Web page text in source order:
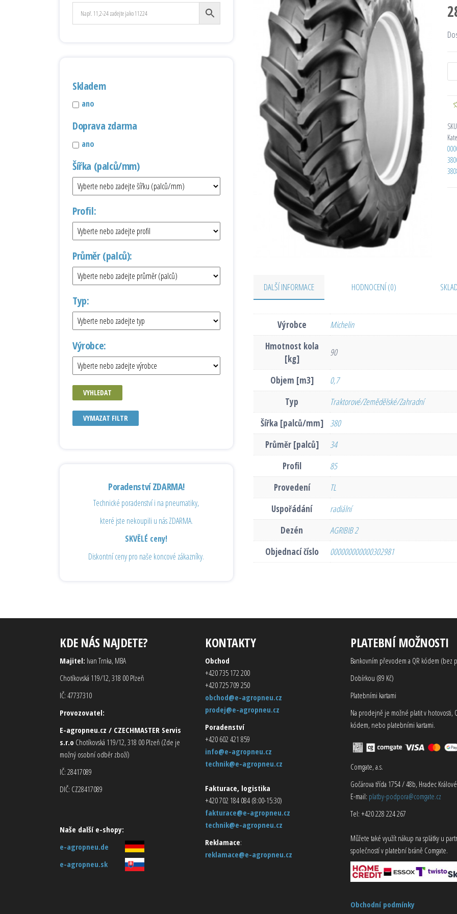
DALŠÍ INFORMACE HODNOCENÍ (0)
Výrobce
Michelin
Hmotnost kola
[kg]
90
Objem [m3]
0,7
Typ
Traktorové/Zemědělské/Zahradní
Šířka [palců/mm]
380
Průměr [palců]
34
Profil
85
Provedení
TL
Uspořádání
radiální
Dezén
AGRIBIB 2
Objednací číslo
000000000000302981
Skladem
ano
Doprava zdarma
ano
Šířka (palců/mm)
Profil:
Průměr (palců):
Typ:
Výrobce:
VYHLEDAT
VYMAZAT FILTR
Poradenství ZDARMA!
Technické poradenství i na pneumatiky,
které jste nekoupili u nás ZDARMA.
SKVĚLÉ ceny!
Diskontní ceny pro naše koncové zákazníky.
KDE NÁS NAJDETE?
Majitel: Ivan Trnka, MBA
Chotíkovská 119/12, 318 00 Plzeň
IČ: 47737310
Provozovatel:
E-agropneu.cz / CZECHMASTER Servis
s.r.o Chotíkovská 119/12, 318 00 Plzeň (Zde je
možný osobní odběr zboží)
IČ: 28417089
DIČ: CZ28417089
Naše další e-shopy:
e-agropneu.de
e-agropneu.sk
KONTAKTY
Obchod
+420 735 172 200
+420 725 709 250
obchod@e-agropneu.cz
prodej@e-agropneu.cz
Poradenství
+420 602 421 859
info@e-agropneu.cz
technik@e-agropneu.cz
Fakturace, logistika
+420 702 184 084 (8:00-15:30)
fakturace@e-agropneu.cz
technik@e-agropneu.cz
Reklamace:
reklamace@e-agropneu.cz
PLATEBNÍ MOŽNOSTI
Bankovním převodem a QR kódem (bez
Dobírkou (89 Kč)
Platebními kartami
Na prodejně je možné platit v hotovosti,
kódem, nebo platebními kartami.
Comgate, a.s.
Gočárova třída 1754 / 48b, Hradec Králové
E-mail: platby-podpora@comgate.cz
Tel: +420 228 224 267
Můžete také využít nákup na splátky u
společností v platební bráně Comgate.
Obchodní podmínky